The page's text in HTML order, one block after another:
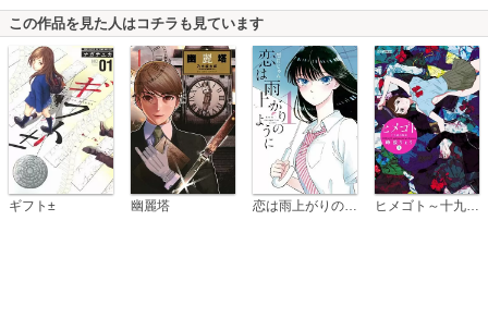
この作品を見た人はコチラも見ています
ギフト± 幽麗塔 恋は雨上がりのように ヒメゴト～十九歳の制服～